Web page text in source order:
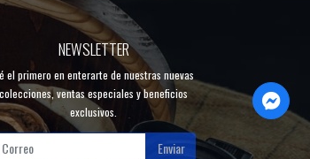
NEWSLETTER
el primero en enterarte de nuestras nuevas
colecciones, ventas especiales y beneficios
exclusivos.
Enviar